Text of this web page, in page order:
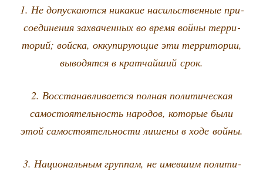
1. Не допус­ка­ют­ся ника­кие насиль­ствен­ные при­
со­еди­не­ния захва­чен­ных во вре­мя вой­ны тер­ри­
то­рий; вой­ска, окку­пи­ру­ю­щие эти тер­ри­то­рии,
выво­дят­ся в крат­чай­ший срок.
2. Вос­ста­нав­ли­ва­ет­ся пол­ная поли­ти­че­ская
само­сто­я­тель­ность наро­дов, кото­рые были
этой само­сто­я­тель­но­сти лише­ны в ходе войны.
3. Наци­о­наль­ным груп­пам, не имев­шим поли­ти­